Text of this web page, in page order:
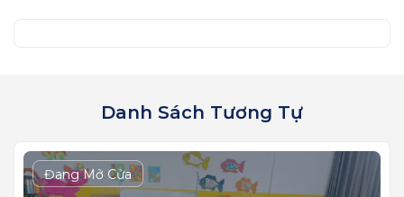
Danh Sách Tương Tự
Đang Mở Cửa